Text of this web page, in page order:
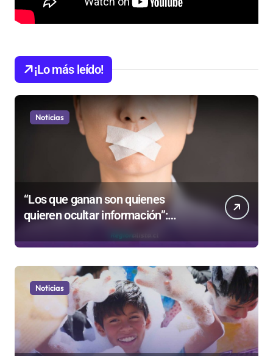
¡Lo más leído!
Noticias
“Los que ganan son quienes
quieren ocultar información”:
Colegio de Periodistas cuestiona la
“Ley Mordaza 2.0”
Noticias